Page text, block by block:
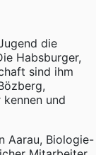
die
Habsburger,
sind ihm
und
Aarau, Biologie-